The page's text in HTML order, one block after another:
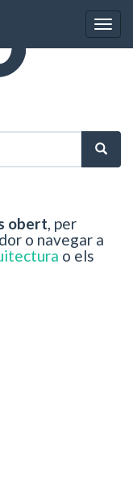
obert , per
o navegar a
o els